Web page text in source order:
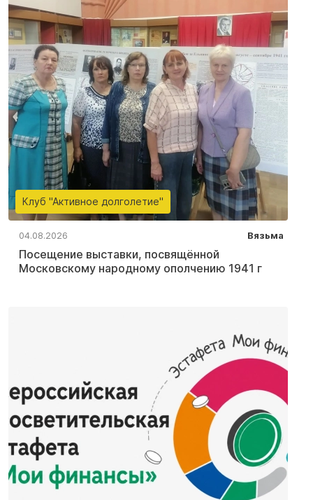
Клуб "Активное долголетие"
04.08.2026 Вязьма
Посещение выставки, посвящённой
Московскому народному ополчению 1941 г